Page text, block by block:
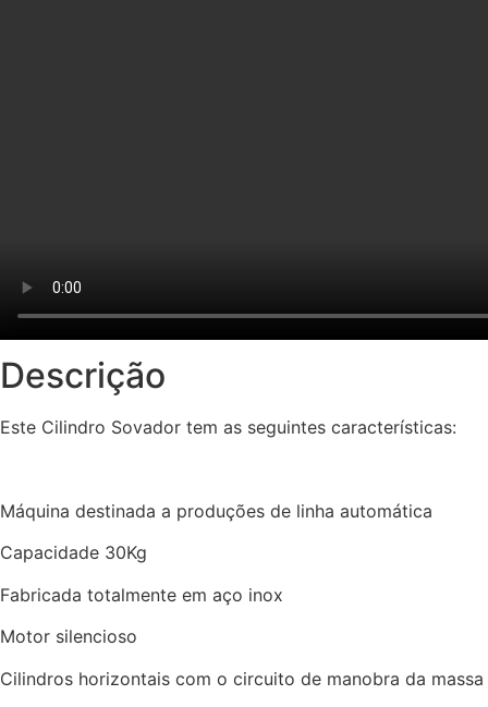
Descrição
Este Cilindro Sovador tem as seguintes características:
Máquina destinada a produções de linha automática
Capacidade 30Kg
Fabricada totalmente em aço inox
Motor silencioso
Cilindros horizontais com o circuito de manobra da massa